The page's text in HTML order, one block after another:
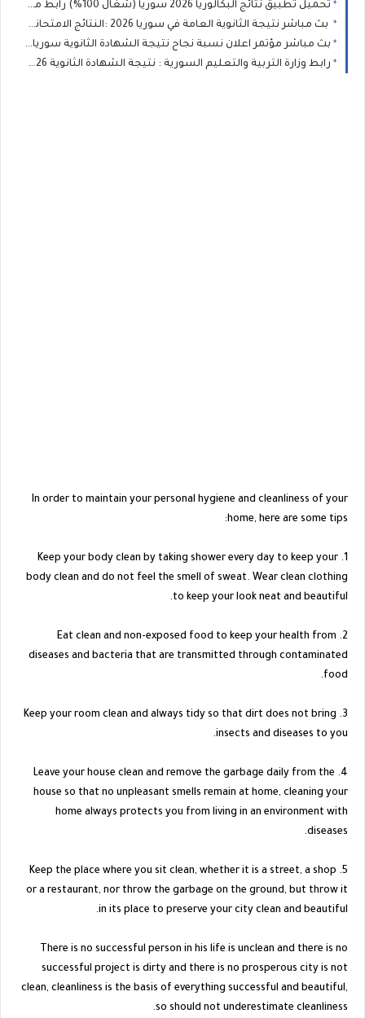
تحميل تطبيق نتائج البكالوريا 2026 سوريا (شغال 100%) رابط مباشر (APK) لنتيجة الثانوية العامة
بث مباشر نتيجة الثانوية العامة في سوريا 2026 :النتائج الامتحانية المهنية للطلاب النظاميين الاحرار و الراسبين (البكالوريا )
بث مباشر مؤتمر اعلان نسبة نجاح نتيجة الشهادة الثانوية سوريا 2026 :نتائج البكالوريا وزارة التربية السورية
رابط وزارة التربية والتعليم السورية : نتيجة الشهادة الثانوية 2026 نتائج البكالوريا برقم الاكتتاب
In order to maintain your personal hygiene and cleanliness of your
home, here are some tips:
1. Keep your body clean by taking shower every day to keep your
body clean and do not feel the smell of sweat. Wear clean clothing
to keep your look neat and beautiful.
2. Eat clean and non-exposed food to keep your health from
diseases and bacteria that are transmitted through contaminated
food.
3. Keep your room clean and always tidy so that dirt does not bring
insects and diseases to you.
4. Leave your house clean and remove the garbage daily from the
house so that no unpleasant smells remain at home, cleaning your
home always protects you from living in an environment with
diseases.
5. Keep the place where you sit clean, whether it is a street, a shop
or a restaurant, nor throw the garbage on the ground, but throw it
in its place to preserve your city clean and beautiful.
There is no successful person in his life is unclean and there is no
successful project is dirty and there is no prosperous city is not
clean, cleanliness is the basis of everything successful and beautiful,
so should not underestimate cleanliness.